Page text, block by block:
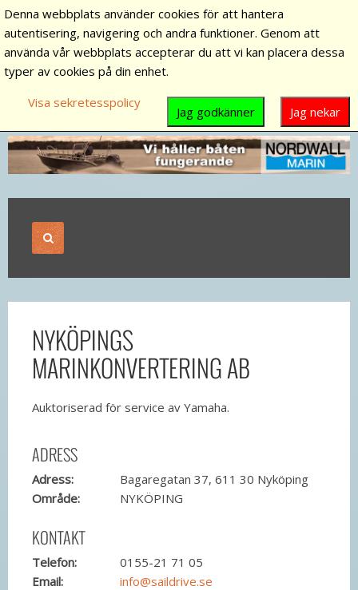
NYKÖPINGS
MARINKONVERTERING AB
Auktoriserad för service av Yamaha.
ADRESS
Adress:
Bagaregatan 37, 611 30 Nyköping
Område:
NYKÖPING
KONTAKT
Telefon:
0155-21 71 05
Email:
info@saildrive.se
Denna webbplats använder cookies för att hantera
autentisering, navigering och andra funktioner. Genom att
använda vår webbplats accepterar du att vi kan placera dessa
typer av cookies på din enhet.
Visa sekretesspolicy
Jag nekar
Jag godkänner